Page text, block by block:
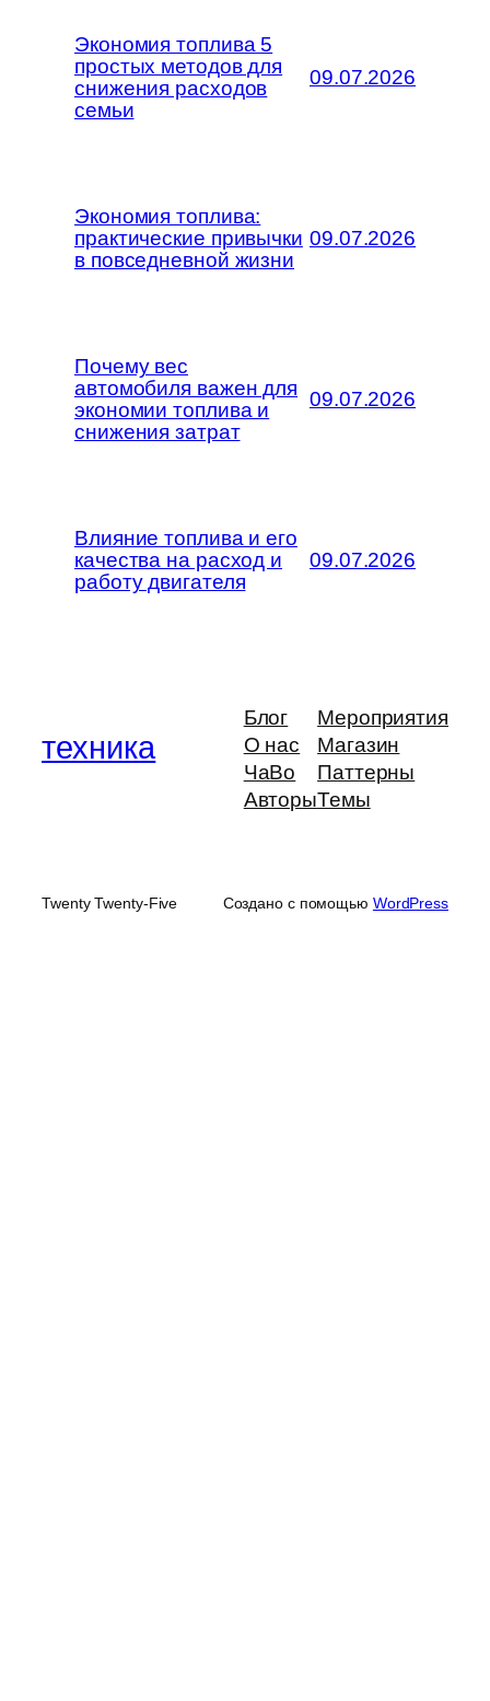
Экономия топлива 5
простых методов для
снижения расходов
семьи
09.07.2026
Экономия топлива:
практические привычки
в повседневной жизни
09.07.2026
Почему вес
автомобиля важен для
экономии топлива и
снижения затрат
09.07.2026
Влияние топлива и его
качества на расход и
работу двигателя
09.07.2026
техника
Блог
О нас
ЧаВо
Авторы
Мероприятия
Магазин
Паттерны
Темы
Twenty Twenty-Five Создано с помощью WordPress